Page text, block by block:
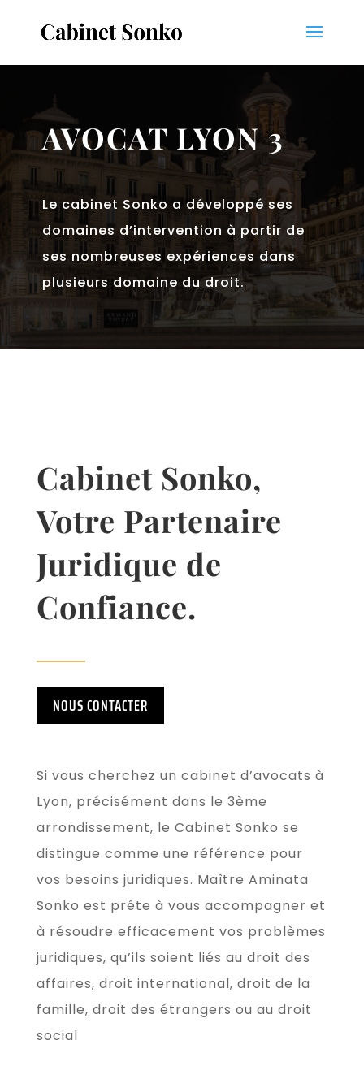
AVOCAT LYON 3
Le cabinet Sonko a développé ses
domaines d’intervention à partir de
ses nombreuses expériences dans
plusieurs domaine du droit.
Cabinet Sonko,
Votre Partenaire
Juridique de
Confiance.
NOUS CONTACTER
Si vous cherchez un cabinet d’avocats à
Lyon, précisément dans le 3ème
arrondissement, le Cabinet Sonko se
distingue comme une référence pour
vos besoins juridiques. Maître Aminata
Sonko est prête à vous accompagner et
à résoudre efficacement vos problèmes
juridiques, qu’ils soient liés au droit des
affaires, droit international, droit de la
famille, droit des étrangers ou au droit
social